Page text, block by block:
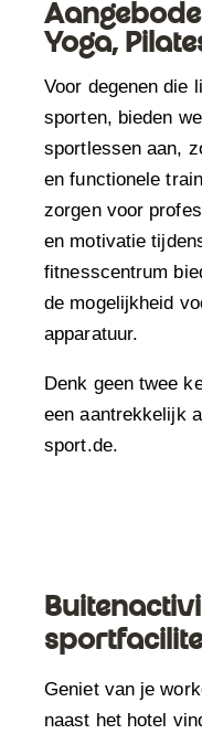
Yoga,
Voor degenen die
sporten, bieden
sportlessen aan,
en functionele
zorgen voor
en motivatie
fitnesscentrum
de mogelijkheid
apparatuur.
Denk geen twee
een aantrekkelijk
sport.de.
Geniet van je
naast het hotel